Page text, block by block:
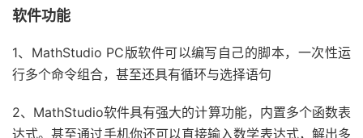
软件功能
1、MathStudio PC版软件可以编写自己的脚本，一次性运
行多个命令组合，甚至还具有循环与选择语句
2、MathStudio软件具有强大的计算功能，内置多个函数表
达式。甚至通过手机你还可以直接输入数学表达式，解出多